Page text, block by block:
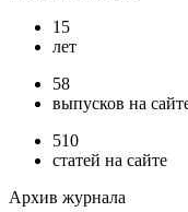
15
лет
58
выпусков на
510
статей на сайте
Архив журнала